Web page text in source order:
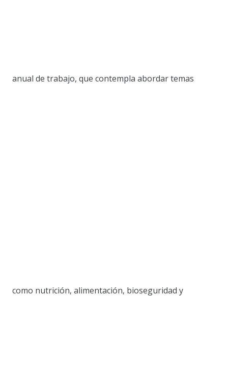
anual de trabajo, que contempla abordar temas
como nutrición, alimentación, bioseguridad y